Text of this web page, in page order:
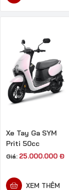
Xe Tay Ga SYM
Priti 50cc
Giá: 25.000.000 Đ
XEM THÊM